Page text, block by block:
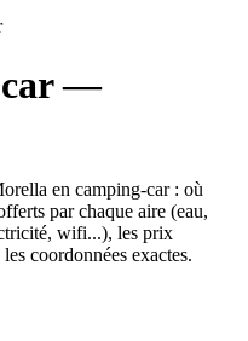
—
en camping-car : où
par chaque aire (eau,
wifi...), les prix
coordonnées exactes.